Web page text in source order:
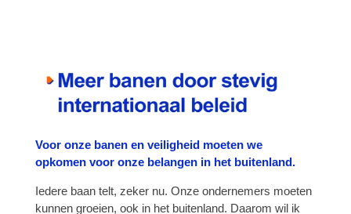
Voor onze banen en veiligheid moeten we
opkomen voor onze belangen in het buitenland.
Iedere baan telt, zeker nu. Onze ondernemers moeten
kunnen groeien, ook in het buitenland. Daarom wil ik